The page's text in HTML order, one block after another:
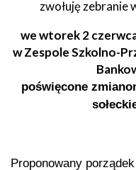
zwołuję zebranie
we wtorek 2
w Zespole Szkolno-
poświęcone
Proponowany